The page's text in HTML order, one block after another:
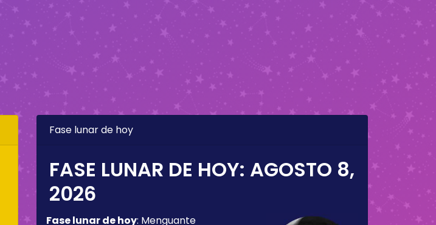
Fase lunar de hoy
FASE LUNAR DE HOY: AGOSTO 8,
2026
Fase lunar de hoy: Menguante